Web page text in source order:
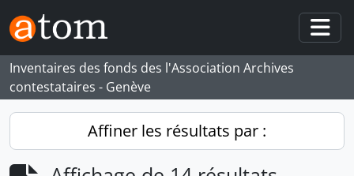
Skip to main content
Inventaires des fonds des l'Association Archives
contestataires - Genève
Affiner les résultats par :